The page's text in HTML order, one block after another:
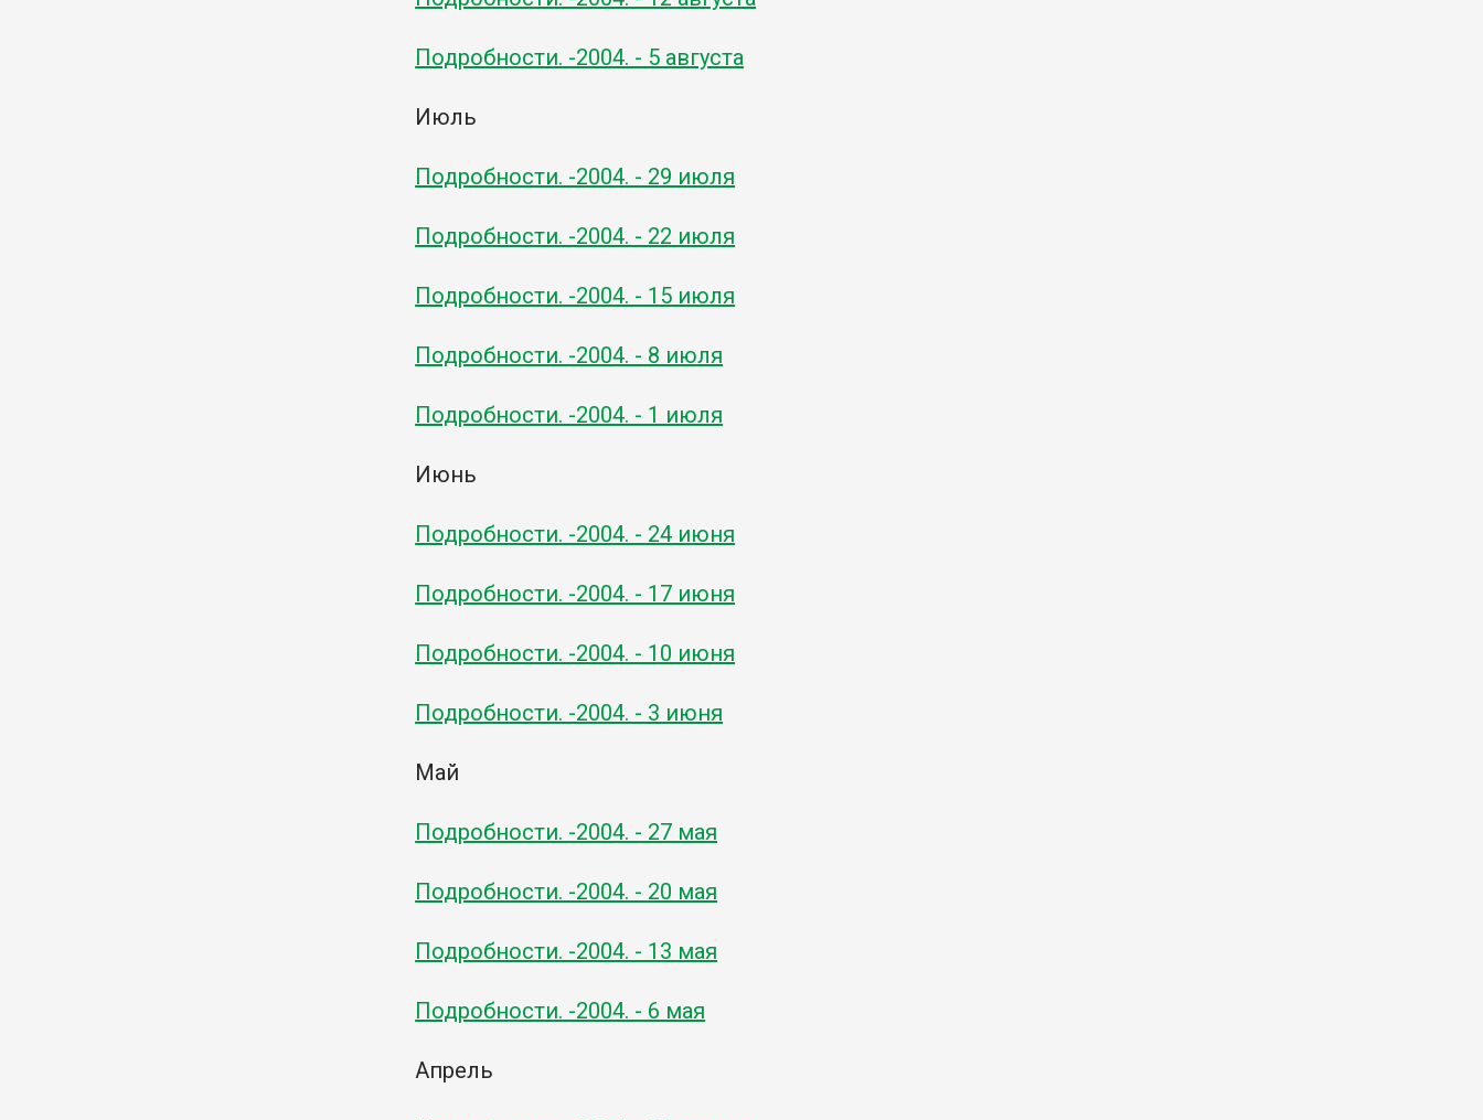
Подробности. -2004. - 5 августа
Июль
Подробности. -2004. - 29 июля
Подробности. -2004. - 22 июля
Подробности. -2004. - 15 июля
Подробности. -2004. - 8 июля
Подробности. -2004. - 1 июля
Июнь
Подробности. -2004. - 24 июня
Подробности. -2004. - 17 июня
Подробности. -2004. - 10 июня
Подробности. -2004. - 3 июня
Май
Подробности. -2004. - 27 мая
Подробности. -2004. - 20 мая
Подробности. -2004. - 13 мая
Подробности. -2004. - 6 мая
Апрель